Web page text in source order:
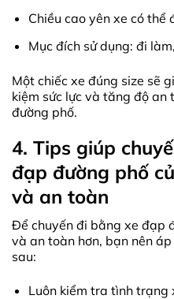
Chiều cao yên xe có thể
Mục đích sử dụng: đi
Một chiếc xe đúng size sẽ
kiệm sức lực và tăng độ an
đường phố.
4. Tips giúp
đạp đường phố
và an toàn
Để chuyến đi bằng xe đạp
và an toàn hơn, bạn nên
sau:
Luôn kiểm tra tình trạng